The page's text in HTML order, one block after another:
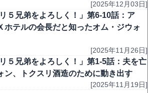
[2025年12月03日]
５兄弟をよろしく！」第6-10話：ア
ホテルの会長だと知ったオム・ジウォ
[2025年11月26日]
５兄弟をよろしく！」第1-5話：夫を亡
ン、トクスリ酒造のために動き出す
[2025年11月19日]